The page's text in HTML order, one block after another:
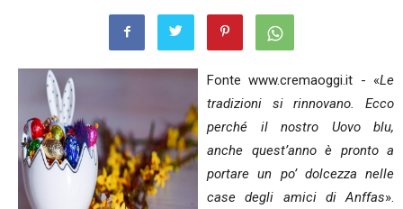
Fonte www.cremaoggi.it - «Le
tradizioni si rinnovano. Ecco
perché il nostro Uovo blu,
anche quest’anno è pronto a
portare un po’ dolcezza nelle
case degli amici di Anffas».